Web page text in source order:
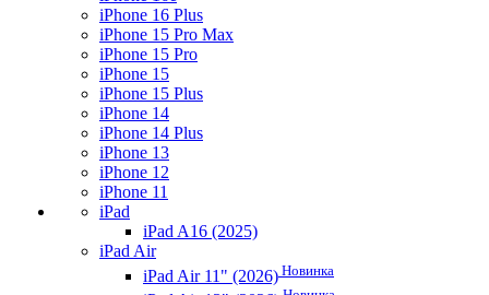
iPhone 16 Plus
iPhone 15 Pro Max
iPhone 15 Pro
iPhone 15
iPhone 15 Plus
iPhone 14
iPhone 14 Plus
iPhone 13
iPhone 12
iPhone 11
iPad
iPad A16 (2025)
iPad Air
iPad Air 11" (2026) Новинка